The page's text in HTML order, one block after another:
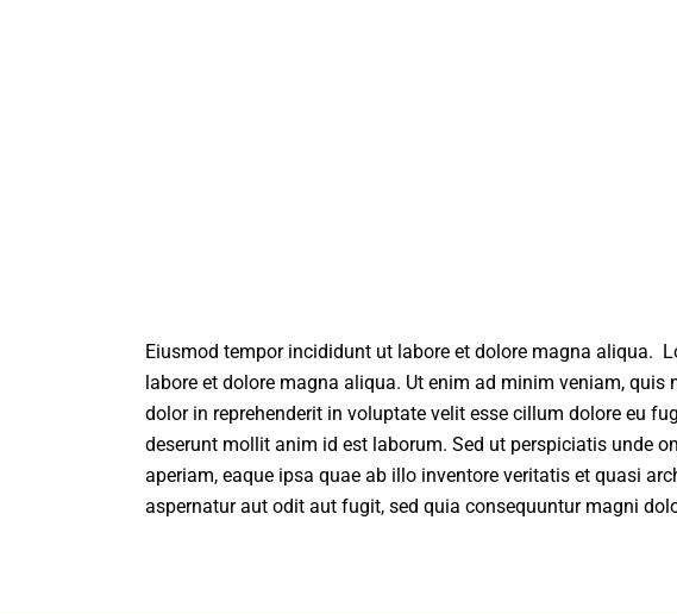
Eiusmod tempor incididunt ut labore et dolore magna aliqua.
labore et dolore magna aliqua. Ut enim ad minim veniam,
dolor in reprehenderit in voluptate velit esse cillum dolore eu
deserunt mollit anim id est laborum. Sed ut perspiciatis unde
aperiam, eaque ipsa quae ab illo inventore veritatis et quasi
aspernatur aut odit aut fugit, sed quia consequuntur magni